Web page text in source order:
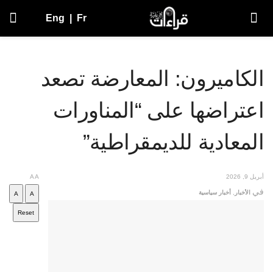
Eng Fr
الكاميرون: المعارضة تصعد
اعتراضها على “المناورات
المعادية للديمقراطية”
أبريل 9, 2026
في الأخبار أخبار سياسية
AA
A
A
Reset